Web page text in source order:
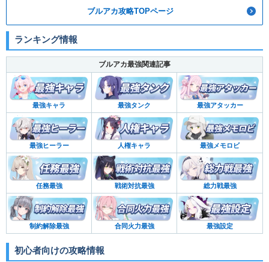
ブルアカ攻略TOPページ
ランキング情報
ブルアカ最強関連記事
最強キャラ 最強タンク 最強アタッカー
最強ヒーラー 人権キャラ 最強メモロビ
任務最強 戦術対抗最強 総力戦最強
制約解除最強 合同火力最強 最強設定
初心者向けの攻略情報